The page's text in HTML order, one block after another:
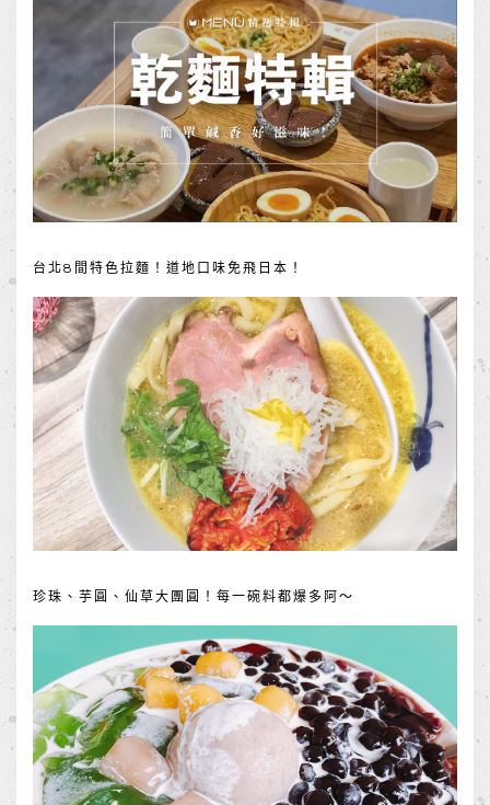
台北8間特色拉麵！道地口味免飛日本！
珍珠、芋圓、仙草大團圓！每一碗料都爆多阿～